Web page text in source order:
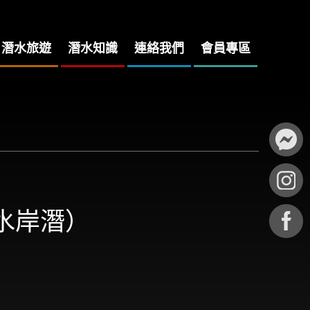
潛水旅遊 潛水知識 連絡我們 會員專區
潛）